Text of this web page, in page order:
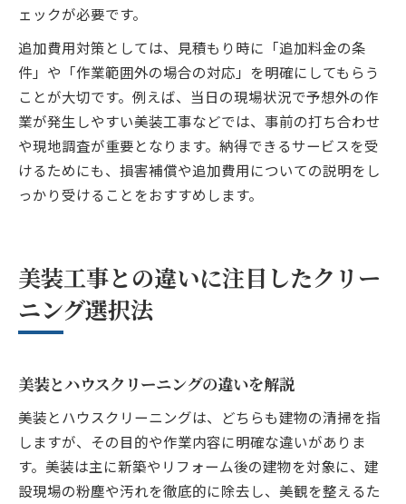
ェックが必要です。
追加費用対策としては、見積もり時に「追加料金の条
件」や「作業範囲外の場合の対応」を明確にしてもらう
ことが大切です。例えば、当日の現場状況で予想外の作
業が発生しやすい美装工事などでは、事前の打ち合わせ
や現地調査が重要となります。納得できるサービスを受
けるためにも、損害補償や追加費用についての説明をし
っかり受けることをおすすめします。
美装工事との違いに注目したクリー
ニング選択法
美装とハウスクリーニングの違いを解説
美装とハウスクリーニングは、どちらも建物の清掃を指
しますが、その目的や作業内容に明確な違いがありま
す。美装は主に新築やリフォーム後の建物を対象に、建
設現場の粉塵や汚れを徹底的に除去し、美観を整えるた